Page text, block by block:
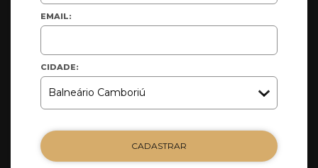
EMAIL:
CIDADE:
CADASTRAR